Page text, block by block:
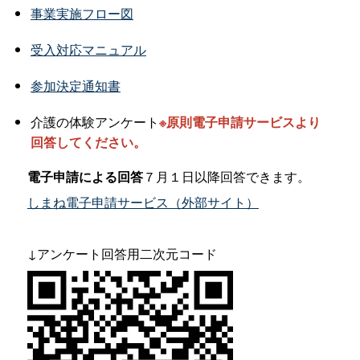
事業実施フロー図
受入対応マニュアル
参加決定通知書
介護の体験アンケート※原則電子申請サービスより
回答してください。
電子申請による回答７月１日以降回答できます。
しまね電子申請サービス（外部サイト）
↓アンケート回答用二次元コード